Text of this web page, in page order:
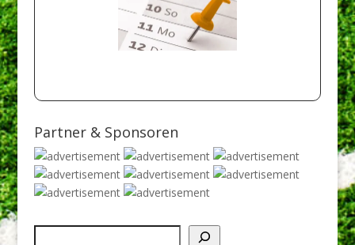
Partner & Sponsoren